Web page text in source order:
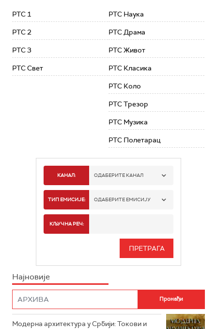
РТС 1
РТС 2
РТС 3
РТС Свет
РТС Наука
РТС Драма
РТС Живот
РТС Класика
РТС Коло
РТС Трезор
РТС Музика
РТС Полетарац
КАНАЛ: ОДАБЕРИТЕ КАНАЛ
РТС 1
РТС 3
РТС ЖИВОТ
ТИП ЕМИСИЈЕ: ОДАБЕРИТЕ ЕМИСИЈУ
ИНФО
КЉУЧНА РЕЧ:
Најновије
Модерна архитектура у Србији: Токови и